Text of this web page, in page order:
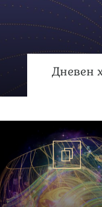
Дневен